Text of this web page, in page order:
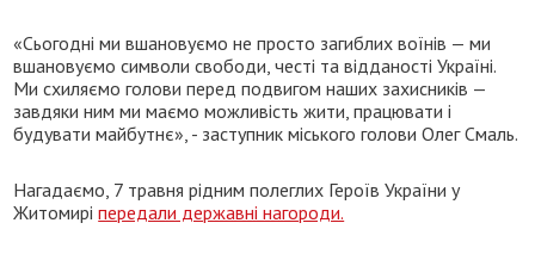
«Сьогодні ми вшановуємо не просто загиблих воїнів — ми
вшановуємо символи свободи, честі та відданості Україні.
Ми схиляємо голови перед подвигом наших захисників —
завдяки ним ми маємо можливість жити, працювати і
будувати майбутнє», - заступник міського голови Олег Смаль.
Нагадаємо, 7 травня рідним полеглих Героїв України у
Житомиріпередали державні нагороди.